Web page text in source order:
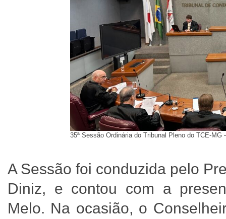
35ª Sessão Ordinária do Tribunal Pleno do TCE-
A Sessão foi conduzida pelo
Diniz, e contou com a
Melo. Na ocasião, o